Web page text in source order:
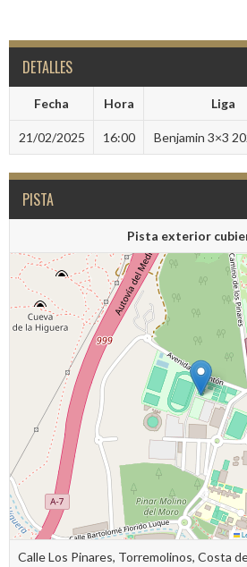
DETALLES
Fecha Hora Liga
21/02/2025 16:00 Benjamin 3×3
PISTA
Pista exterior
Calle Los Pinares, Torremolinos, Costa